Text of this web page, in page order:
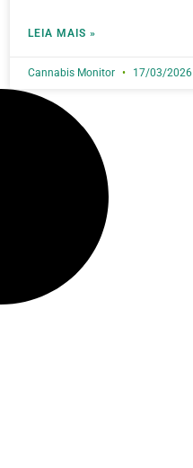
LEIA MAIS »
Cannabis Monitor 17/03/2026